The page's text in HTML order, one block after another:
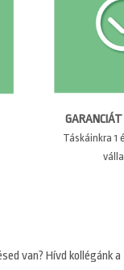
Táskáinkra 1
van? Hívd kollégánk